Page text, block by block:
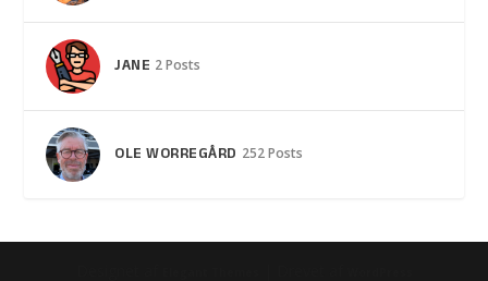
JANE 2 Posts
OLE WORREGÅRD 252 Posts